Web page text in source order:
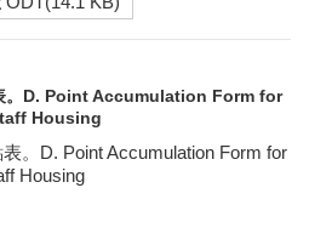
。D. Point Accumulation Form for
Housing
。D. Point Accumulation Form for
Housing